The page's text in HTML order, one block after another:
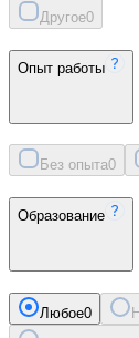
Другое0
Опыт работы
Без опыта0
Образование
Любое0